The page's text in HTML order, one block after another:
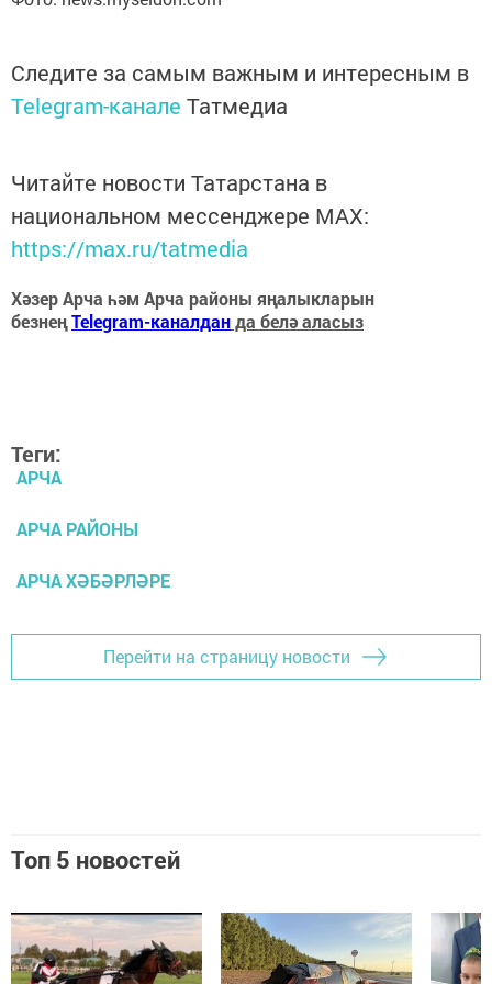
Следите за самым важным и интересным в
Telegram-канале Татмедиа
Читайте новости Татарстана в
национальном мессенджере MАХ:
https://max.ru/tatmedia
Хәзер Арча һәм Арча районы яңалыкларын
безнеңTelegram-каналданда белә аласыз
Теги:
АРЧА
АРЧА РАЙОНЫ
АРЧА ХӘБӘРЛӘРЕ
Перейти на страницу новости
Топ 5 новостей